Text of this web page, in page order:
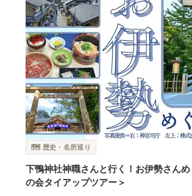
🗺️ 歴史・名所巡り
下鴨神社神職さんと行く！お伊勢さん
の会タイアップツアー＞